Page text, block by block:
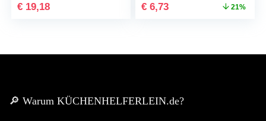
Prunus, Weiß/Anthrazit,
€ 19,18 € 6,73 21%
🔎 Warum KÜCHENHELFERLEIN.de?